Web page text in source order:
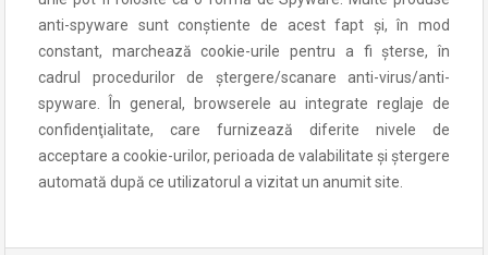
anti-spyware sunt conştiente de acest fapt şi, în mod
constant, marchează cookie-urile pentru a fi şterse, în
cadrul procedurilor de ştergere/scanare anti-virus/anti-
spyware. În general, browserele au integrate reglaje de
confidenţialitate, care furnizează diferite nivele de
acceptare a cookie-urilor, perioada de valabilitate şi ştergere
automată după ce utilizatorul a vizitat un anumit site.